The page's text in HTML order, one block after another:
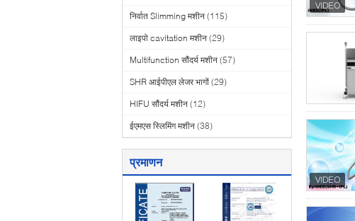
निर्वात Slimming मशीन (115)
लाइपो cavitation मशीन (29)
Multifunction सौंदर्य मशीन (57)
SHR आईपीएल लेजर भागों (29)
HIFU सौंदर्य मशीन (12)
ईएमएस स्लिमिंग मशीन (38)
प्रमाणन